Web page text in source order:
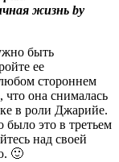
жизнь by
быть
ее
стороннем
что она снималась
в роли Джарийе.
было это в третьем
над своей
🙂